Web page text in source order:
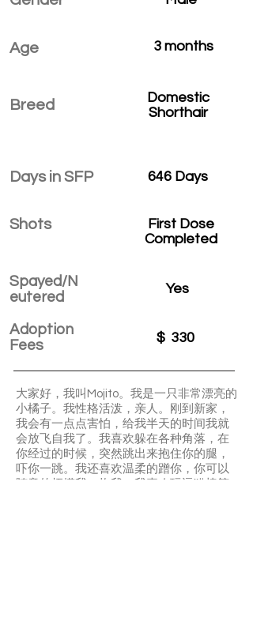
Age
Breed
Days in SFP
Shots
Spayed/N
eutered
Adoption
Fees
3 months
Domestic
Shorthair
646 Days
First Dose
Completed
Yes
$ 330
大家好，我叫Mojito。我是一只非常漂亮的
小橘子。我性格活泼，亲人。刚到新家，
我会有一点点害怕，给我半天的时间我就
会放飞自我了。我喜欢躲在各种角落，在
你经过的时候，突然跳出来抱住你的腿，
吓你一跳。我还喜欢温柔的蹭你，你可以